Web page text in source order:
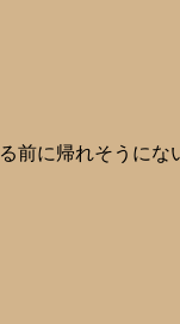
に帰れそうにな